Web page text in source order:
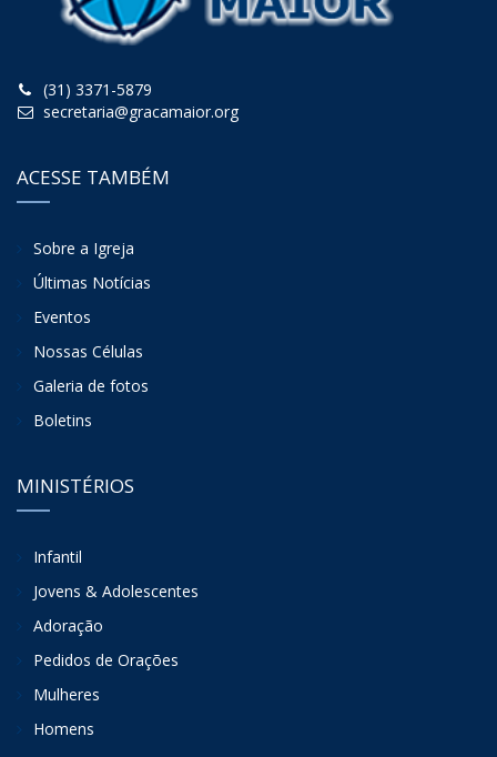
(31) 3371-5879
secretaria@gracamaior.org
ACESSE TAMBÉM
Sobre a Igreja
Últimas Notícias
Eventos
Nossas Células
Galeria de fotos
Boletins
MINISTÉRIOS
Infantil
Jovens & Adolescentes
Adoração
Pedidos de Orações
Mulheres
Homens